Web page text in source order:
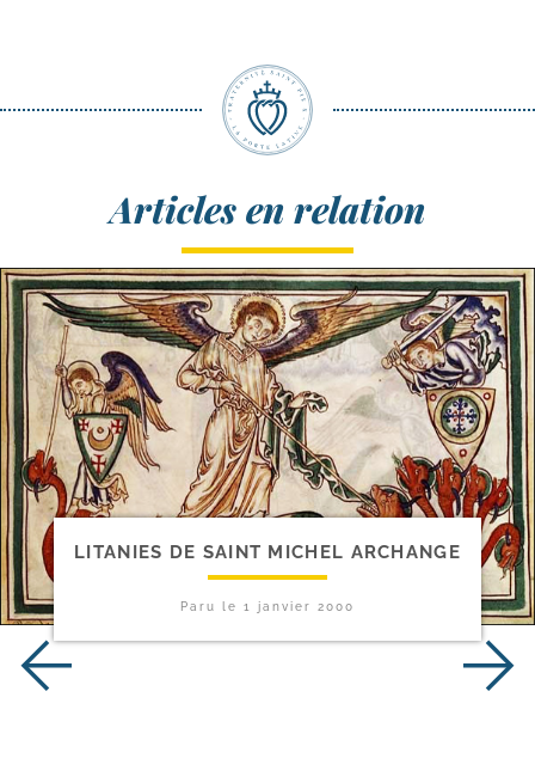
Articles en relation
LITANIES DE SAINT MICHEL ARCHANGE
Paru le 1 janvier 2000